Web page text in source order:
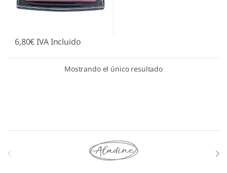
6,80€IVA Incluido
Mostrando el único resultado
Marcas De Carrusel